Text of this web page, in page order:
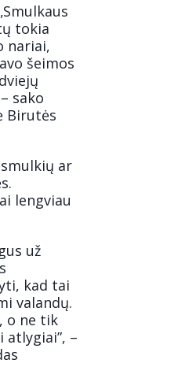
tokia
nariai,
šeimos
sako
Birutės
ar
lengviau
už
kad tai
valandų.
o ne tik
–